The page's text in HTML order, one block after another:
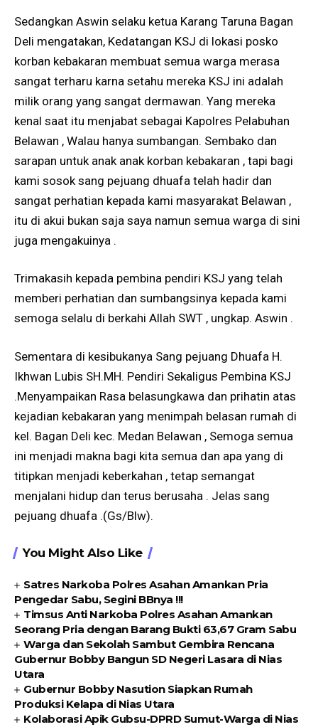
Sedangkan Aswin selaku ketua Karang Taruna Bagan
Deli mengatakan, Kedatangan KSJ di lokasi posko
korban kebakaran membuat semua warga merasa
sangat terharu karna setahu mereka KSJ ini adalah
milik orang yang sangat dermawan. Yang mereka
kenal saat itu menjabat sebagai Kapolres Pelabuhan
Belawan , Walau hanya sumbangan. Sembako dan
sarapan untuk anak anak korban kebakaran , tapi bagi
kami sosok sang pejuang dhuafa telah hadir dan
sangat perhatian kepada kami masyarakat Belawan ,
itu di akui bukan saja saya namun semua warga di sini
juga mengakuinya .
Trimakasih kepada pembina pendiri KSJ yang telah
memberi perhatian dan sumbangsinya kepada kami
semoga selalu di berkahi Allah SWT , ungkap. Aswin .
Sementara di kesibukanya Sang pejuang Dhuafa H.
Ikhwan Lubis SH.MH. Pendiri Sekaligus Pembina KSJ
.Menyampaikan Rasa belasungkawa dan prihatin atas
kejadian kebakaran yang menimpah belasan rumah di
kel. Bagan Deli kec. Medan Belawan , Semoga semua
ini menjadi makna bagi kita semua dan apa yang di
titipkan menjadi keberkahan , tetap semangat
menjalani hidup dan terus berusaha . Jelas sang
pejuang dhuafa .(Gs/Blw).
You Might Also Like
Satres Narkoba Polres Asahan Amankan Pria
Pengedar Sabu, Segini BBnya !!!
Timsus Anti Narkoba Polres Asahan Amankan
Seorang Pria dengan Barang Bukti 63,67 Gram Sabu
Warga dan Sekolah Sambut Gembira Rencana
Gubernur Bobby Bangun SD Negeri Lasara di Nias
Utara
Gubernur Bobby Nasution Siapkan Rumah
Produksi Kelapa di Nias Utara
Kolaborasi Apik Gubsu-DPRD Sumut-Warga di Nias